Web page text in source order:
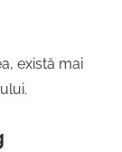
există mai